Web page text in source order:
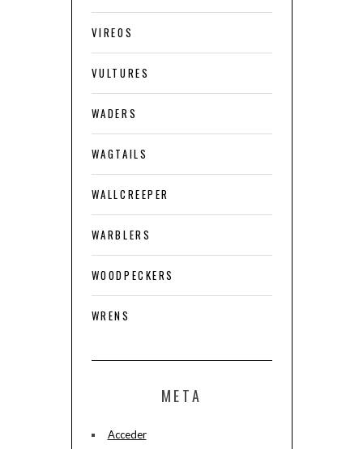
VIREOS
VULTURES
WADERS
WAGTAILS
WALLCREEPER
WARBLERS
WOODPECKERS
WRENS
META
Acceder